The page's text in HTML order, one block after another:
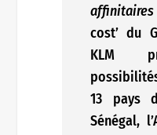
affinitaires
cost’ du
KLM
13 pays
Sénégal,